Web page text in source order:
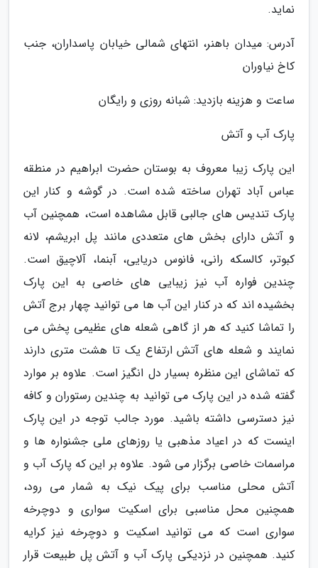
نماید.
آدرس: میدان باهنر، انتهای شمالی خیابان پاسداران، جنب
کاخ نیاوران
ساعت و هزینه بازدید: شبانه روزی و رایگان
پارک آب و آتش
این پارک زیبا معروف به بوستان حضرت ابراهیم در منطقه
عباس آباد تهران ساخته شده است. در گوشه و کنار این
پارک تندیس های جالبی قابل مشاهده است، همچنین آب
و آتش دارای بخش های متعددی مانند پل ابریشم، لانه
کبوتر، کالسکه رانی، فانوس دریایی، آبنما، آلاچیق است.
چندین فواره آب نیز زیبایی های خاصی به این پارک
بخشیده اند که در کنار این آب ها می توانید چهار برج آتش
را تماشا کنید که هر از گاهی شعله های عظیمی پخش می
نمایند و شعله های آتش ارتفاع یک تا هشت متری دارند
که تماشای این منظره بسیار دل انگیز است. علاوه بر موارد
گفته شده در این پارک می توانید به چندین رستوران و کافه
نیز دسترسی داشته باشید. مورد جالب توجه در این پارک
اینست که در اعیاد مذهبی یا روزهای ملی جشنواره ها و
مراسمات خاصی برگزار می شود. علاوه بر این که پارک آب و
آتش محلی مناسب برای پیک نیک به شمار می رود،
همچنین محل مناسبی برای اسکیت سواری و دوچرخه
سواری است که می توانید اسکیت و دوچرخه نیز کرایه
کنید. همچنین در نزدیکی پارک آب و آتش پل طبیعت قرار